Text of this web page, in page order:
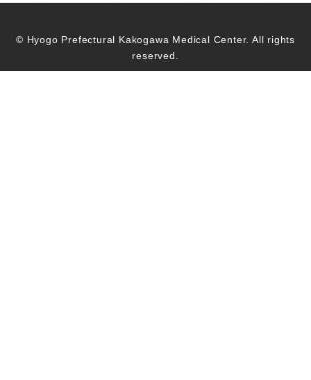
© Hyogo Prefectural Kakogawa Medical Center. All rights
reserved.